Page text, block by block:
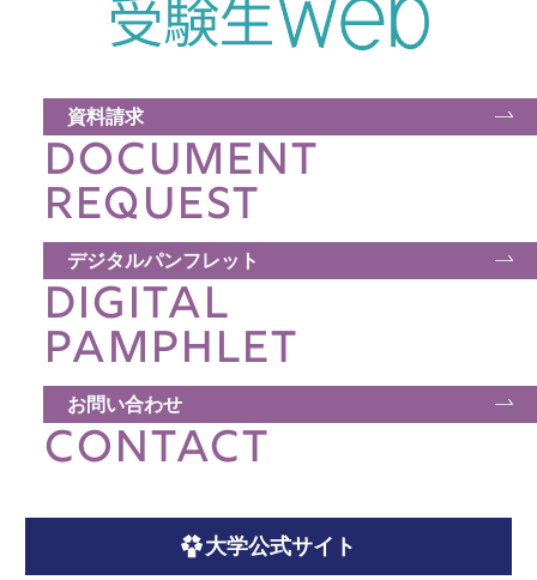
資料請求
DOCUMENT
REQUEST
デジタルパンフレット
DIGITAL
PAMPHLET
お問い合わせ
CONTACT
大学公式サイト